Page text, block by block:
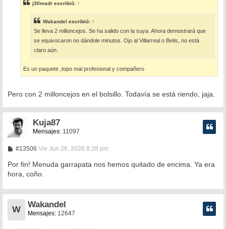
a
j
e
j30madr escribió: ↑
Wakandel escribió: ↑
Se lleva 2 milloncejos. Se ha salido con la suya. Ahora demostrará que
se equivocaron no dándole minutos. Ojo al Villarreal o Betis, no está
claro aún.
Es un paquete ,topo mal profesional y compañero
Pero con 2 milloncejos en el bolsillo. Todavía se está riendo, jaja.
Kuja87
Mensajes: 11097
#13506M
n
s
a
e
Vie Jun 26, 2026 8:28 pm
Por fin! Menuda garrapata nos hemos quitado de encima. Ya era
hora, coño.
W
Wakandel
Mensajes: 12647